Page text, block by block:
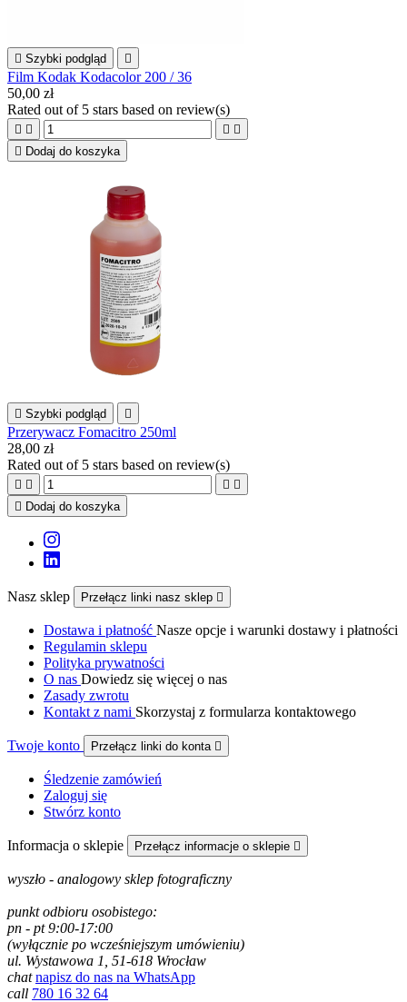
 Szybki podgląd 
Film Kodak Kodacolor 200 / 36
50,00 zł
Rated out of 5 stars based on review(s)
   
 Dodaj do koszyka
 Szybki podgląd 
Przerywacz Fomacitro 250ml
28,00 zł
Rated out of 5 stars based on review(s)
   
 Dodaj do koszyka
Nasz sklep Przełącz linki nasz sklep 
Dostawa i płatność Nasze opcje i warunki dostawy i płatności
Regulamin sklepu
Polityka prywatności
O nas Dowiedz się więcej o nas
Zasady zwrotu
Kontakt z nami Skorzystaj z formularza kontaktowego
Twoje konto Przełącz linki do konta 
Śledzenie zamówień
Zaloguj się
Stwórz konto
Informacja o sklepie Przełącz informacje o sklepie 
wyszło - analogowy sklep fotograficzny
punkt odbioru osobistego:
pn - pt 9:00-17:00
(wyłącznie po wcześniejszym umówieniu)
ul. Wystawowa 1, 51-618 Wrocław
chat napisz do nas na WhatsApp
call 780 16 32 64